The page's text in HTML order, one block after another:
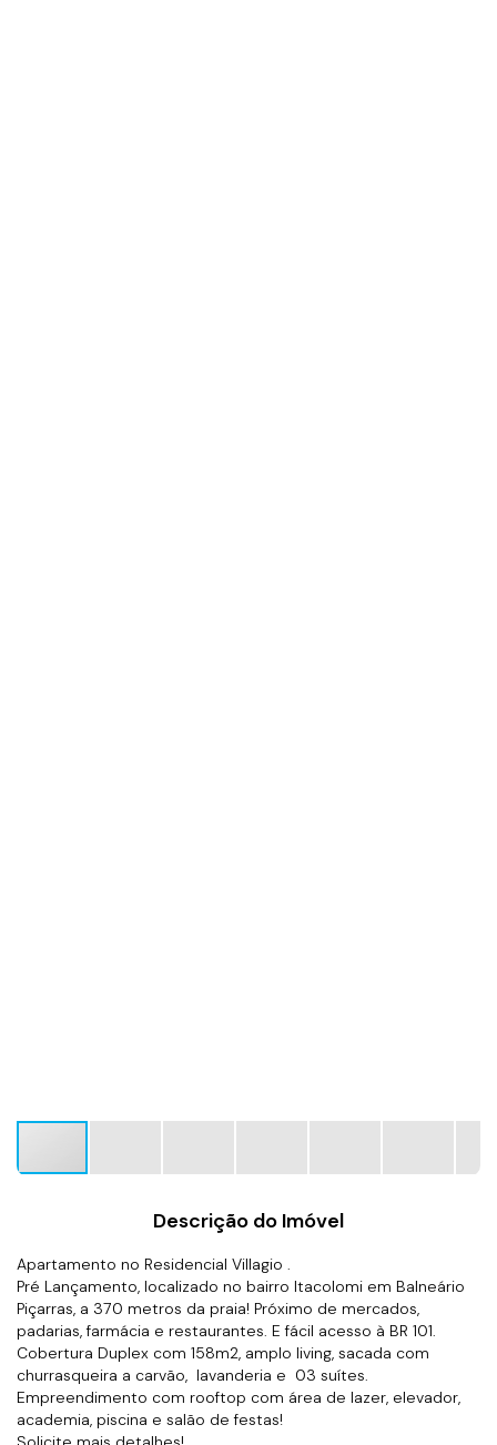
Descrição do Imóvel
Apartamento no Residencial Villagio .
Pré Lançamento, localizado no bairro Itacolomi em Balneário
Piçarras, a 370 metros da praia! Próximo de mercados,
padarias, farmácia e restaurantes. E fácil acesso à BR 101.
Cobertura Duplex com 158m2, amplo living, sacada com
churrasqueira a carvão, lavanderia e 03 suítes.
Empreendimento com rooftop com área de lazer, elevador,
academia, piscina e salão de festas!